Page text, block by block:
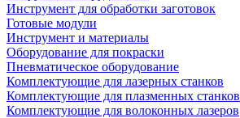
Инструмент для обработки заготовок
Готовые модули
Инструмент и материалы
Оборудование для покраски
Пневматическое оборудование
Комплектующие для лазерных станков
Комплектующие для плазменных станков
Комплектующие для волоконных лазеров